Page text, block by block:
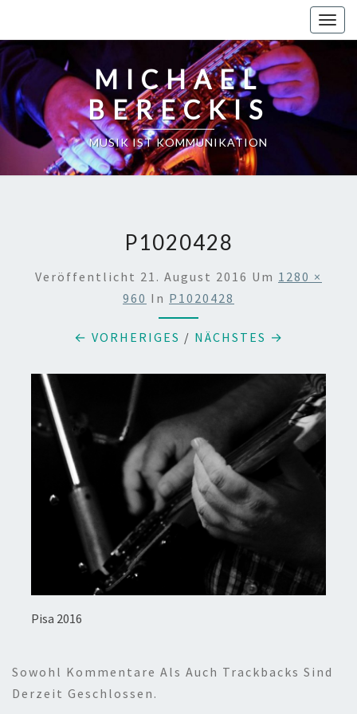
content
MICHAEL
BERECKIS
MUSIK IST KOMMUNIKATION
P1020428
Veröffentlicht 21. August 2016 Um 1280 ×
960 In P1020428
← VORHERIGES / NÄCHSTES →
Pisa 2016
Sowohl Kommentare Als Auch Trackbacks Sind
Derzeit Geschlossen.